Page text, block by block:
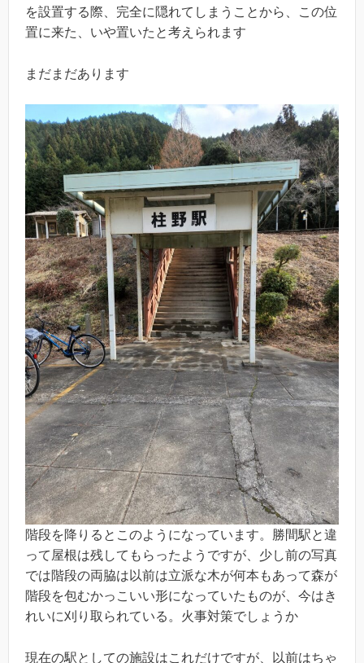
を設置する際、完全に隠れてしまうことから、この位
置に来た、いや置いたと考えられます
まだまだあります
階段を降りるとこのようになっています。勝間駅と違
って屋根は残してもらったようですが、少し前の写真
では階段の両脇は以前は立派な木が何本もあって森が
階段を包むかっこいい形になっていたものが、今はき
れいに刈り取られている。火事対策でしょうか
現在の駅としての施設はこれだけですが、以前はちゃ